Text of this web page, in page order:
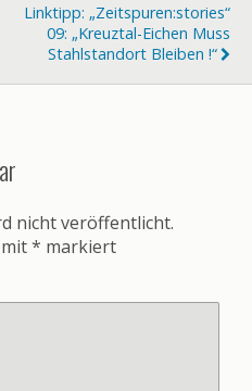
Linktipp: „zeitspuren:stories“
09: „Kreuztal-Eichen Muss
Stahlstandort Bleiben !“
nicht veröffentlicht.
* markiert